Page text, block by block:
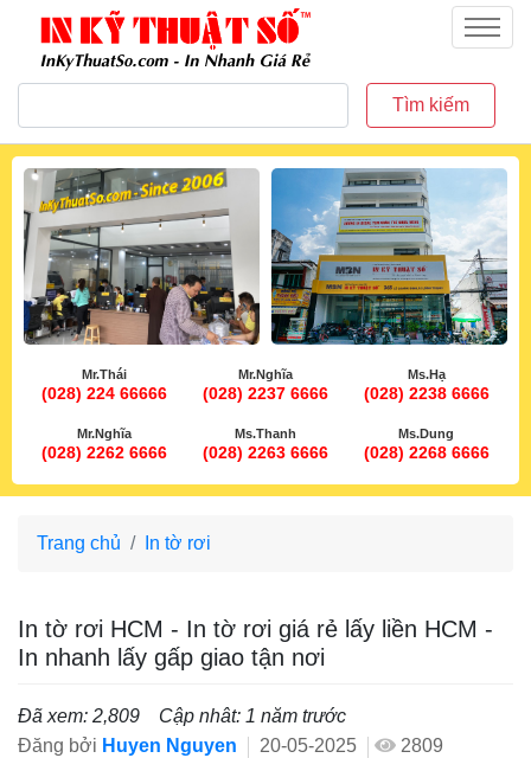
inkythuatso.com
Menu
Tìm kiếm
Mr.Thái
(028) 224 66666
Mr.Nghĩa
(028) 2237 6666
Ms.Hạ
(028) 2238 6666
Mr.Nghĩa
(028) 2262 6666
Ms.Thanh
(028) 2263 6666
Ms.Dung
(028) 2268 6666
Trang chủ In tờ rơi
In tờ rơi HCM - In tờ rơi giá rẻ lấy liền HCM -
In nhanh lấy gấp giao tận nơi
Đã xem: 2,809
Cập nhât: 1 năm trước
Đăng bởi Huyen Nguyen 20-05-2025 2809